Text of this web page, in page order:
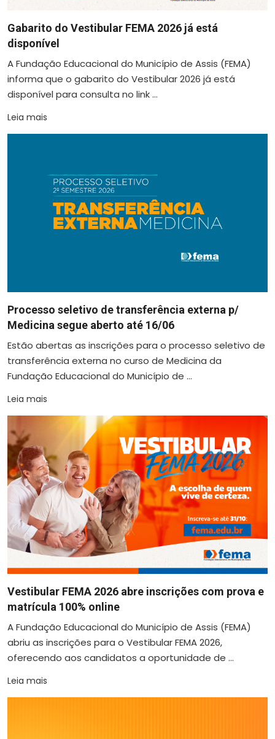
Gabarito do Vestibular FEMA 2026 já está
disponível
A Fundação Educacional do Município de Assis (FEMA)
informa que o gabarito do Vestibular 2026 já está
disponível para consulta no link ...
Leia mais
Processo seletivo de transferência externa p/
Medicina segue aberto até 16/06
Estão abertas as inscrições para o processo seletivo de
transferência externa no curso de Medicina da
Fundação Educacional do Município de ...
Leia mais
Vestibular FEMA 2026 abre inscrições com prova e
matrícula 100% online
A Fundação Educacional do Município de Assis (FEMA)
abriu as inscrições para o Vestibular FEMA 2026,
oferecendo aos candidatos a oportunidade de ...
Leia mais